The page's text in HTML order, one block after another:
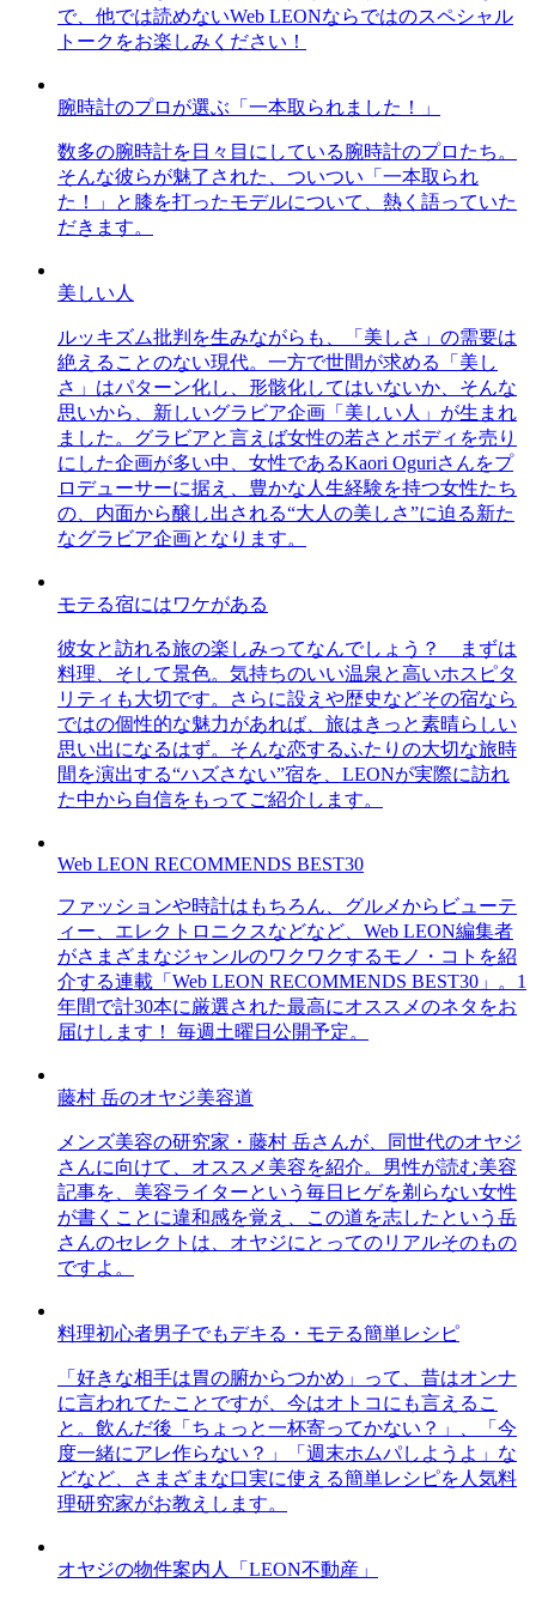
で、他では読めないWeb LEONならではのスペシャル
トークをお楽しみください！
腕時計のプロが選ぶ「一本取られました！」
数多の腕時計を日々目にしている腕時計のプロたち。
そんな彼らが魅了された、ついつい「一本取られ
た！」と膝を打ったモデルについて、熱く語っていた
だきます。
美しい人
ルッキズム批判を生みながらも、「美しさ」の需要は
絶えることのない現代。一方で世間が求める「美し
さ」はパターン化し、形骸化してはいないか、そんな
思いから、新しいグラビア企画「美しい人」が生まれ
ました。グラビアと言えば女性の若さとボディを売り
にした企画が多い中、女性であるKaori Oguriさんをプ
ロデューサーに据え、豊かな人生経験を持つ女性たち
の、内面から醸し出される“大人の美しさ”に迫る新た
なグラビア企画となります。
モテる宿にはワケがある
彼女と訪れる旅の楽しみってなんでしょう？ まずは
料理、そして景色。気持ちのいい温泉と高いホスピタ
リティも大切です。さらに設えや歴史などその宿なら
ではの個性的な魅力があれば、旅はきっと素晴らしい
思い出になるはず。そんな恋するふたりの大切な旅時
間を演出する“ハズさない”宿を、LEONが実際に訪れ
た中から自信をもってご紹介します。
Web LEON RECOMMENDS BEST30
ファッションや時計はもちろん、グルメからビューテ
ィー、エレクトロニクスなどなど、Web LEON編集者
がさまざまなジャンルのワクワクするモノ・コトを紹
介する連載「Web LEON RECOMMENDS BEST30」。1
年間で計30本に厳選された最高にオススメのネタをお
届けします！ 毎週土曜日公開予定。
藤村 岳のオヤジ美容道
メンズ美容の研究家・藤村 岳さんが、同世代のオヤジ
さんに向けて、オススメ美容を紹介。男性が読む美容
記事を、美容ライターという毎日ヒゲを剃らない女性
が書くことに違和感を覚え、この道を志したという岳
さんのセレクトは、オヤジにとってのリアルそのもの
ですよ。
料理初心者男子でもデキる・モテる簡単レシピ
「好きな相手は胃の腑からつかめ」って、昔はオンナ
に言われてたことですが、今はオトコにも言えるこ
と。飲んだ後「ちょっと一杯寄ってかない？」、「今
度一緒にアレ作らない？」「週末ホムパしようよ」な
どなど、さまざまな口実に使える簡単レシピを人気料
理研究家がお教えします。
オヤジの物件案内人「LEON不動産」